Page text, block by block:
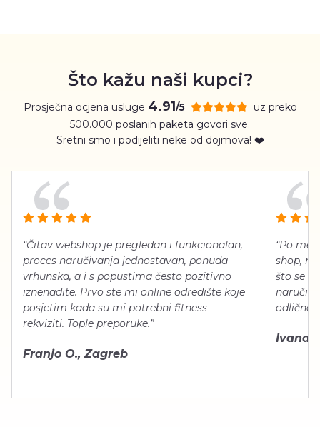
Što kažu naši kupci?
Prosječna ocjena usluge 4.91/5
uz preko
500.000 poslanih paketa govori sve.
Sretni smo i podijeliti neke od dojmova! ❤️
“Čitav webshop je pregledan i funkcionalan,
proces naručivanja jednostavan, ponuda
vrhunska, a i s popustima često pozitivno
iznenadite. Prvo ste mi online odredište koje
posjetim kada su mi potrebni fitness-
rekviziti. Tople preporuke.”
Franjo O., Zagreb
“Po
shop,
što se
naručiti,
odlično
Ivana